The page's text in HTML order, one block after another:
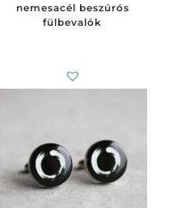
nemesacél beszúrós
fülbevalók